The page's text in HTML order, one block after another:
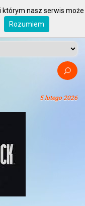
5 lutego 2026
którym nasz serwis może
Rozumiem